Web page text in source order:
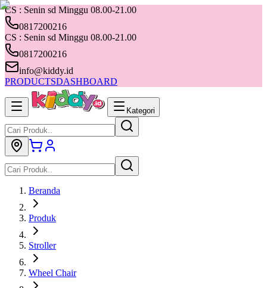
CS : Senin sd Minggu 08.00-21.00
0817200216
CS : Senin sd Minggu 08.00-21.00
0817200216
info@kiddy.id
PRODUCTSDASHBOARD
Kategori
Beranda
Produk
Stroller
Wheel Chair